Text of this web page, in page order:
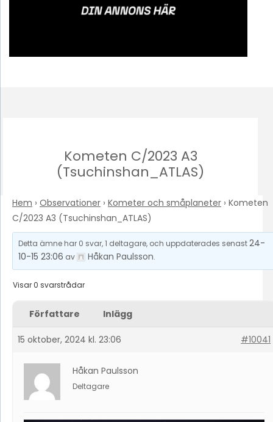
Kometen C/2023 A3
(Tsuchinshan_ATLAS)
Hem › Observationer › Kometer och småplaneter › Kometen
C/2023 A3 (Tsuchinshan_ATLAS)
Detta ämne har 0 svar, 1 deltagare, och uppdaterades senast24-
10-15 23:06 av Håkan Paulsson.
Visar 0 svarstrådar
Författare Inlägg
15 oktober, 2024 kl. 23:06 #10041
Håkan Paulsson
Deltagare